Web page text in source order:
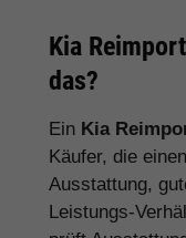
Kia
das?
Ein Kia
Käufer, die
Ausstattung,
Leistungs-